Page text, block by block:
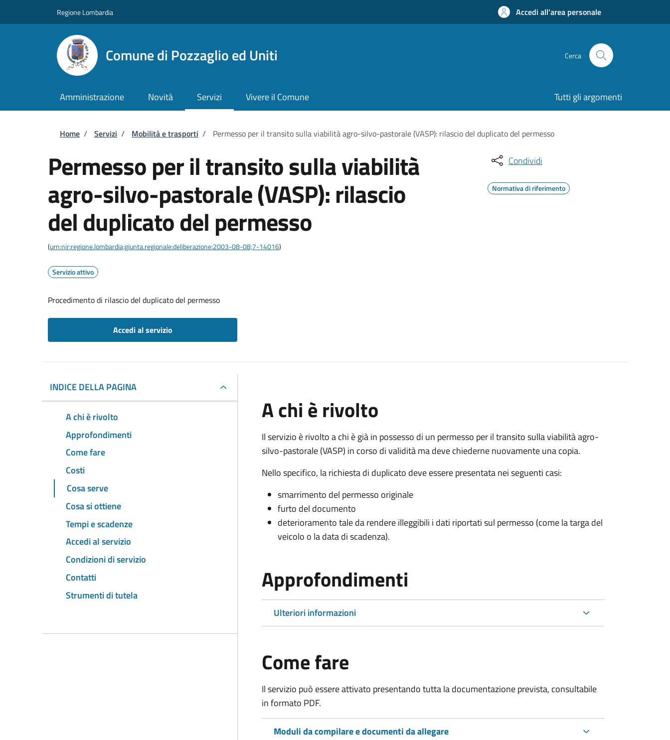
Regione Lombardia Accedi all'area personale
Comune di Pozzaglio ed Uniti Cerca
Amministrazione Novità Servizi Vivere il Comune Tutti gli argomenti
Briciole di pane
Home / Servizi / Mobilità e trasporti / Permesso per il transito sulla viabilità agro-silvo-pastorale (VASP): rilascio del duplicato del permesso
Permesso per il transito sulla viabilità
agro-silvo-pastorale (VASP): rilascio
del duplicato del permesso
(urn:nir:regione.lombardia;giunta.regionale:deliberazione:2003-08-08;7-14016)
Servizio attivo
Procedimento di rilascio del duplicato del permesso
Accedi al servizio
Condividi
Normativa di riferimento
INDICE DELLA PAGINA
A chi è rivolto
Approfondimenti
Come fare
Costi
Cosa serve
Cosa si ottiene
Tempi e scadenze
Accedi al servizio
Condizioni di servizio
Contatti
Strumenti di tutela
A chi è rivolto
Il servizio è rivolto a chi è già in possesso di un permesso per il transito sulla viabilità agro-
silvo-pastorale (VASP) in corso di validità ma deve chiederne nuovamente una copia.
Nello specifico, la richiesta di duplicato deve essere presentata nei seguenti casi:
smarrimento del permesso originale
furto del documento
deterioramento tale da rendere illeggibili i dati riportati sul permesso (come la targa del
veicolo o la data di scadenza).
Approfondimenti
Ulteriori informazioni
Come fare
Il servizio può essere attivato presentando tutta la documentazione prevista, consultabile
in formato PDF.
Moduli da compilare e documenti da allegare